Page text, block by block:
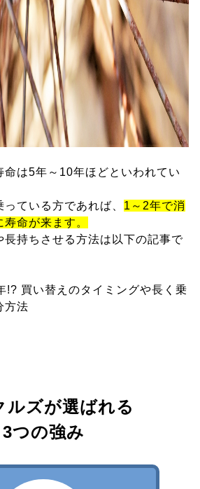
命は5年～10年ほどといわれてい
ている方であれば、 1～2年で消
命が来ます。
長持ちさせる方法は以下の記事で
!? 買い替えのタイミングや長く乗
方法
ルズが選ばれる
3つの強み